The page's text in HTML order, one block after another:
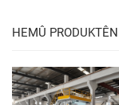
HEMÛ PRODUKTÊN